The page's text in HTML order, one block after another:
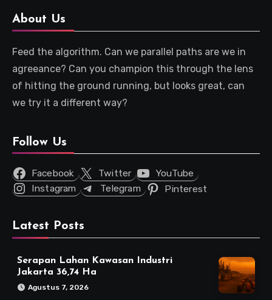
About Us
Feed the algorithm. Can we parallel paths are we in
agreeance? Can you champion this through the lens
of hitting the ground running, but looks great, can
we try it a different way?
Follow Us
Facebook Twitter
YouTube
Instagram
Telegram Pinterest
Latest Posts
Serapan Lahan Kawasan Industri
Jakarta 36,74 Ha
Agustus 7, 2026